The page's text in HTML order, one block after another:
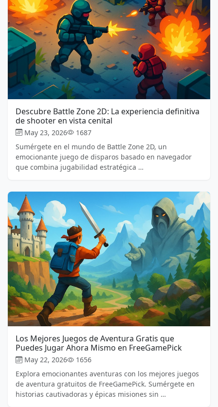
Descubre Battle Zone 2D: La experiencia definitiva
de shooter en vista cenital
May 23, 2026
1687
Sumérgete en el mundo de Battle Zone 2D, un
emocionante juego de disparos basado en navegador
que combina jugabilidad estratégica …
Los Mejores Juegos de Aventura Gratis que
Puedes Jugar Ahora Mismo en FreeGamePick
May 22, 2026
1656
Explora emocionantes aventuras con los mejores juegos
de aventura gratuitos de FreeGamePick. Sumérgete en
historias cautivadoras y épicas misiones sin …